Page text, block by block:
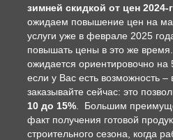
зимней скидкой от цен 2024-
ожидаем повышение цен на
услуги уже в феврале 2025
повышать цены в это же
ожидается ориентировочно на
если у Вас есть возможность –
заказывайте сейчас: это
10 до 15% . Большим
факт получения готовой
строительного сезона, когда